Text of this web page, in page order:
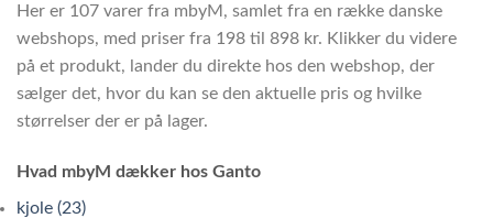
Her er 107 varer fra mbyM, samlet fra en række danske
webshops, med priser fra 198 til 898 kr. Klikker du videre
på et produkt, lander du direkte hos den webshop, der
sælger det, hvor du kan se den aktuelle pris og hvilke
størrelser der er på lager.
Hvad mbyM dækker hos Ganto
kjole (23)